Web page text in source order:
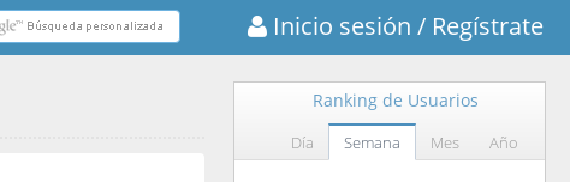
Inicio sesión / Regístrate
Ranking de Usuarios
Día Semana Mes Año